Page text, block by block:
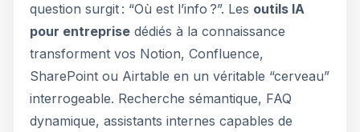
question surgit : “Où est l’info ?”. Les outils IA
pour entreprise dédiés à la connaissance
transforment vos Notion, Confluence,
SharePoint ou Airtable en un véritable “cerveau”
interrogeable. Recherche sémantique, FAQ
dynamique, assistants internes capables de